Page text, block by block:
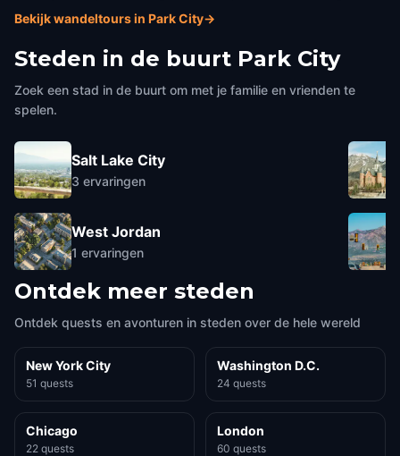
Bekijk wandeltours in Park City→
Steden in de buurt Park City
Zoek een stad in de buurt om met je familie en vrienden te
spelen.
Salt Lake City
3 ervaringen
West Jordan
1 ervaringen
Ontdek meer steden
Ontdek quests en avonturen in steden over de hele wereld
New York City
51 quests
Washington D.C.
24 quests
Chicago
22 quests
London
60 quests